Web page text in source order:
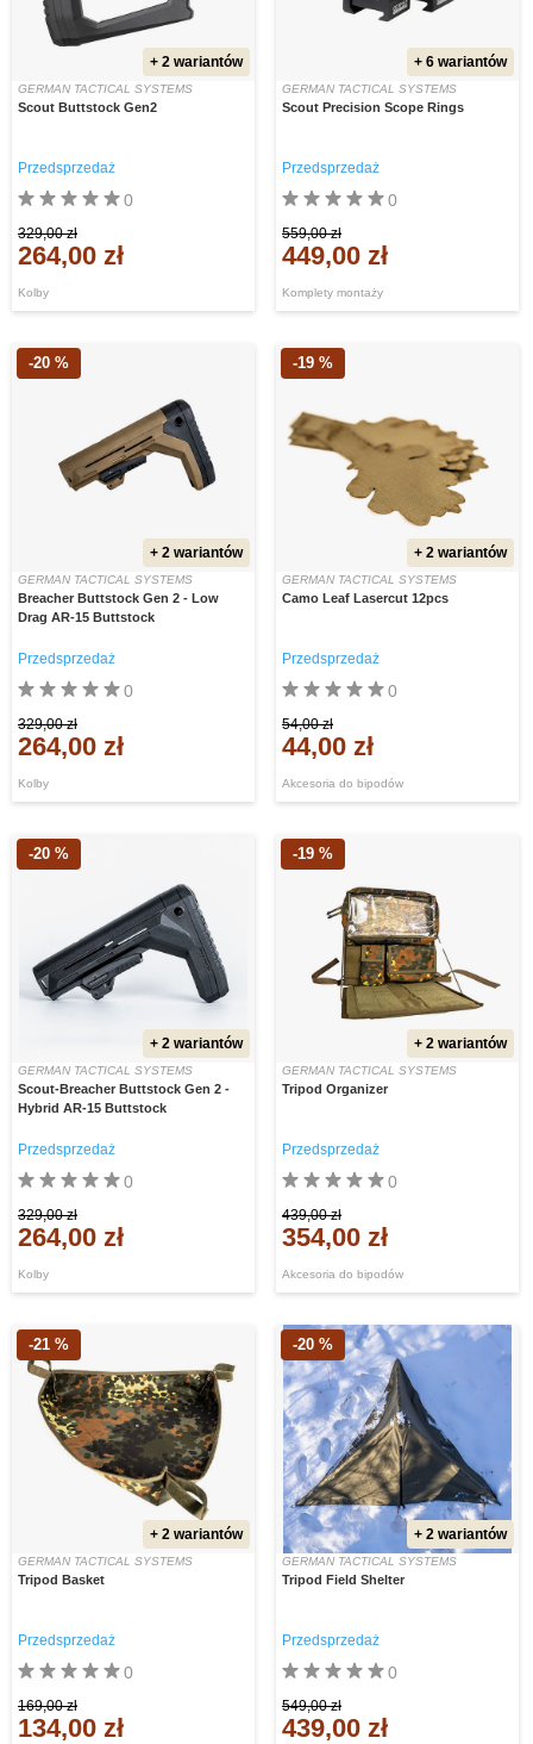
+ 2 wariantów
GERMAN TACTICAL SYSTEMS
Scout Buttstock Gen2
Kolby
0
Przedsprzedaż
329,00 zł
264,00 zł
+ 6 wariantów
GERMAN TACTICAL SYSTEMS
Scout Precision Scope Rings
Komplety montaży
0
Przedsprzedaż
559,00 zł
449,00 zł
-20 %
+ 2 wariantów
GERMAN TACTICAL SYSTEMS
Breacher Buttstock Gen 2 - Low
Drag AR-15 Buttstock
Kolby
0
Przedsprzedaż
329,00 zł
264,00 zł
-19 %
+ 2 wariantów
GERMAN TACTICAL SYSTEMS
Camo Leaf Lasercut 12pcs
Akcesoria do bipodów
0
Przedsprzedaż
54,00 zł
44,00 zł
-20 %
+ 2 wariantów
GERMAN TACTICAL SYSTEMS
Scout-Breacher Buttstock Gen 2 -
Hybrid AR-15 Buttstock
Kolby
0
Przedsprzedaż
329,00 zł
264,00 zł
-19 %
+ 2 wariantów
GERMAN TACTICAL SYSTEMS
Tripod Organizer
Akcesoria do bipodów
0
Przedsprzedaż
439,00 zł
354,00 zł
-21 %
+ 2 wariantów
GERMAN TACTICAL SYSTEMS
Tripod Basket
0
Przedsprzedaż
169,00 zł
134,00 zł
-20 %
+ 2 wariantów
GERMAN TACTICAL SYSTEMS
Tripod Field Shelter
0
Przedsprzedaż
549,00 zł
439,00 zł